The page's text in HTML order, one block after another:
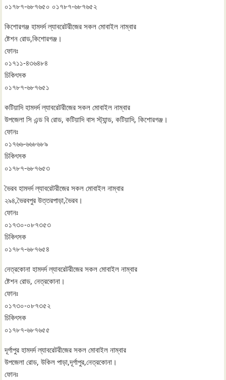
০১৭৮৭-৬৮৭৬৫০ ০১৭৮৭-৬৮৭৬৫২
কিশোরগঞ্জ হামদর্দ ল্যাবরেটরীজের সকল মোবাইল নাম্বার
ষ্টেশন রোড,কিশোরগঞ্জ।
ফোনঃ
০১৭১১-৪৩৬৪৮৪
চিকিৎসক
০১৭৮৭-৬৮৭৬৫১
কটিয়াদি হামদর্দ ল্যাবরেটরীজের সকল মোবাইল নাম্বার
উপজেলা সি এন্ড বি রোড, কটিয়াদি বাস স্ট্যান্ড, কটিয়াদি, কিশোরগঞ্জ।
ফোনঃ
০১৭৬৬-৬৬৮৬৮৯
চিকিৎসক
০১৭৮৭-৬৮৭৬৫৩
ভৈরব হামদর্দ ল্যাবরেটরীজের সকল মোবাইল নাম্বার
২৯৪,ভৈরবপুর উত্তরপাড়া,ভৈরব।
ফোনঃ
০১৭৩০-০৮৭৩৫৩
চিকিৎসক
০১৭৮৭-৬৮৭৬৫৪
নেত্রকোনা হামদর্দ ল্যাবরেটরীজের সকল মোবাইল নাম্বার
ষ্টেশন রোড, নেত্রকোনা।
ফোনঃ
০১৭৩০-০৮৭৩৫২
চিকিৎসক
০১৭৮৭-৬৮৭৬৫৫
দূর্গাপুর হামদর্দ ল্যাবরেটরীজের সকল মোবাইল নাম্বার
উপজেলা রোড, উকিল পাড়া,দূর্গাপুর,নেত্রকোনা।
ফোনঃ